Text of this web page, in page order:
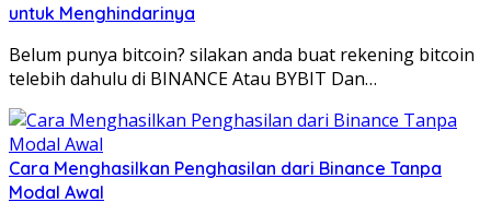
untuk Menghindarinya
Belum punya bitcoin? silakan anda buat rekening bitcoin
telebih dahulu di BINANCE Atau BYBIT Dan…
Cara Menghasilkan Penghasilan dari Binance Tanpa
Modal Awal